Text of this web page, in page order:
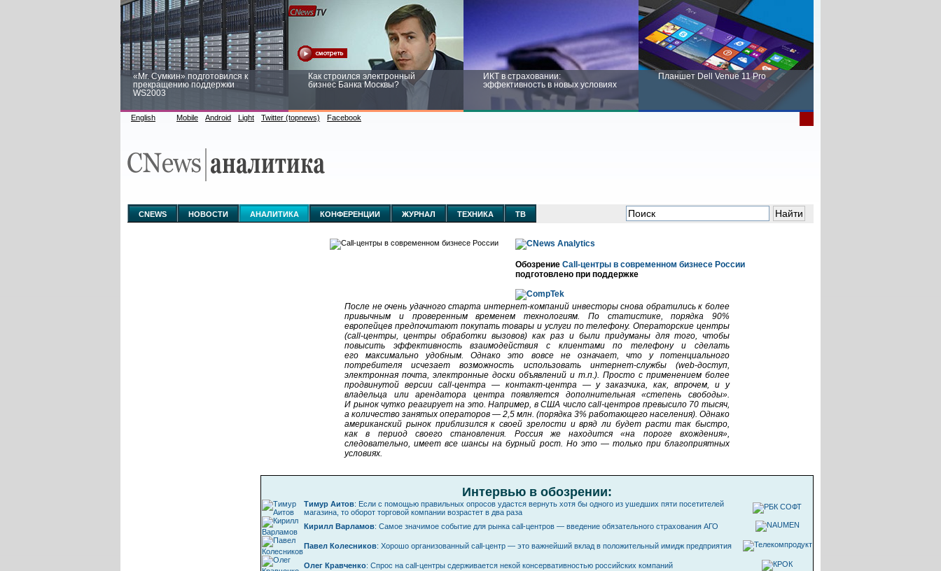
«Mr. Сумкин» подготовился к
прекращению поддержки
WS2003
Как строился электронный
бизнес Банка Москвы?
ИКТ в страховании:
эффективность в новых условиях
Планшет Dell Venue 11 Pro
аналитике
новых условиях
English Mobile Android Light Twitter (topnews) Facebook
CNEWS НОВОСТИ АНАЛИТИКА КОНФЕРЕНЦИИ ЖУРНАЛ ТЕХНИКА ТВ
Обозрение Call-центры в современном бизнесе России
подготовлено при поддержке
После не очень удачного старта интернет-компаний инвесторы снова обратились к более
привычным и проверенным временем технологиям. По статистике, порядка 90%
европейцев предпочитают покупать товары и услуги по телефону. Операторские центры
(call-центры, центры обработки вызовов) как раз и были придуманы для того, чтобы
повысить эффективность взаимодействия с клиентами по телефону и сделать
его максимально удобным. Однако это вовсе не означает, что у потенциального
потребителя исчезает возможность использовать интернет-службы(web-доступ,
электронная почта, электронные доски объявлений и т.п.). Просто с применением более
продвинутой версии call-центра— контакт-центра— у заказчика, как, впрочем, и у
владельца или арендатора центра появляется дополнительная «степень свободы».
И рынок чутко реагирует на это. Например, в США числоcall-центров превысило 70 тысяч,
а количество занятых операторов — 2,5 млн. (порядка 3% работающего населения). Однако
американский рынок приблизился к своей зрелости и вряд ли будет расти так быстро,
как в период своего становления. Россия же находится «на пороге вхождения»,
следовательно, имеет все шансы на бурный рост. Но это — только при благоприятных
условиях.
Интервью в обозрении:
Тимур Аитов: Если с помощью правильных опросов удастся вернуть хотя бы одного из ушедших пяти посетителей
магазина, то оборот торговой компании возрастет в два раза
Кирилл Варламов: Самое значимое событие для рынка call-центров — введение обязательного страхования АГО
Павел Колесников: Хорошо организованный call-центр — это важнейший вклад в положительный имидж предприятия
Олег Кравченко: Спрос на call-центры сдерживается некой консервативностью российских компаний